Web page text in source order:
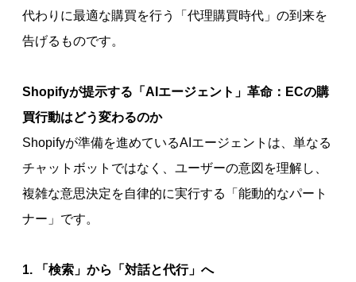
代わりに最適な購買を行う「代理購買時代」の到来を
告げるものです。
Shopifyが提示する「AIエージェント」革命：ECの購
買行動はどう変わるのか
Shopifyが準備を進めているAIエージェントは、単なる
チャットボットではなく、ユーザーの意図を理解し、
複雑な意思決定を自律的に実行する「能動的なパート
ナー」です。
1. 「検索」から「対話と代行」へ